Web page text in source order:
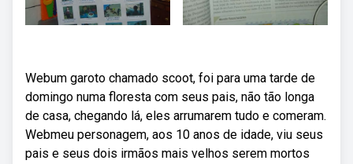
Webum garoto chamado scoot, foi para uma tarde de
domingo numa floresta com seus pais, não tão longa
de casa, chegando lá, eles arrumarem tudo e comeram.
Webmeu personagem, aos 10 anos de idade, viu seus
pais e seus dois irmãos mais velhos serem mortos